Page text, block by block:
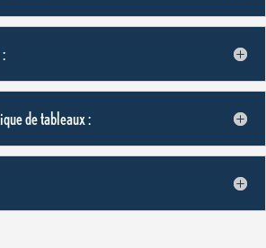
:
de tableaux :